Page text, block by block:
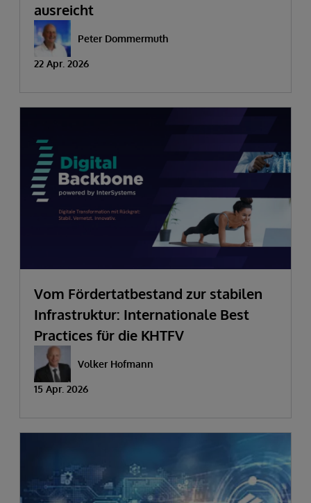
ausreicht
Peter Dommermuth
22 Apr. 2026
Vom Fördertatbestand zur stabilen
Infrastruktur: Internationale Best
Practices für die KHTFV
Volker Hofmann
15 Apr. 2026